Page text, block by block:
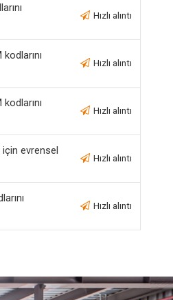
Hızlı alıntı
Hızlı alıntı
Hızlı alıntı
için evrensel
Hızlı alıntı
Hızlı alıntı